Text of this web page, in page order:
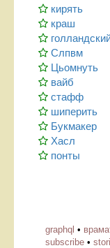
кирять
краш
Слпвм
Цьомнуть
вайб
стафф
шиперить
Букмакер
Хасл
понты
graphql •
subscribe •